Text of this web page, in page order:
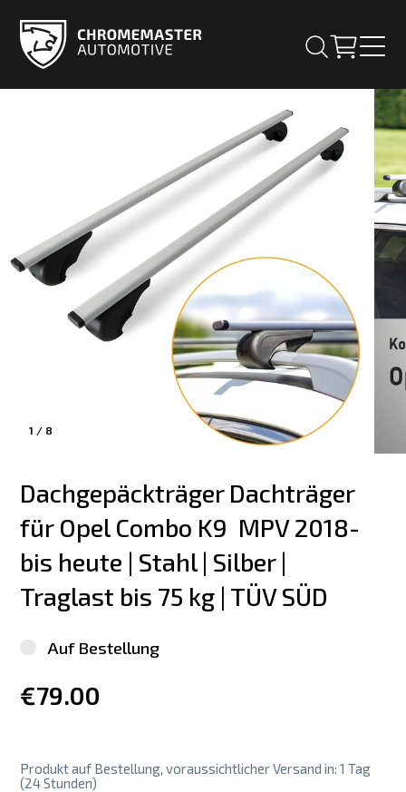
1 / 8
Dachgepäckträger Dachträger
für Opel Combo K9  MPV 2018-
bis heute | Stahl | Silber |
Traglast bis 75 kg | TÜV SÜD
Auf Bestellung
€79.00
Produkt auf Bestellung, voraussichtlicher Versand in: 1 Tag
(24 Stunden)